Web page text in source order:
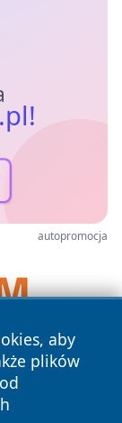
autopromocja
aby
plików